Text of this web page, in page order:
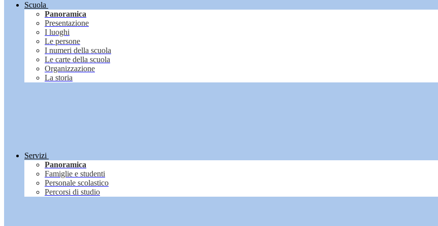
Scuola
Panoramica
Presentazione
I luoghi
Le persone
I numeri della scuola
Le carte della scuola
Organizzazione
La storia
Servizi
Panoramica
Famiglie e studenti
Personale scolastico
Percorsi di studio